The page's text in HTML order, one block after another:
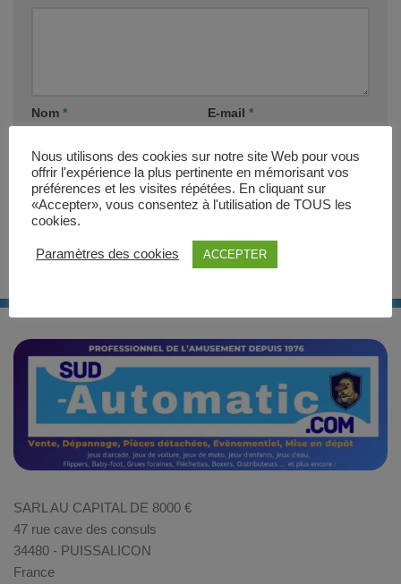
Nom * E-mail *
Site web
SARL AU CAPITAL DE 8000 €
47 rue cave des consuls
34480 - PUISSALICON
France
Nous utilisons des cookies sur notre site Web pour vous
offrir l'expérience la plus pertinente en mémorisant vos
préférences et les visites répétées. En cliquant sur
«Accepter», vous consentez à l'utilisation de TOUS les
cookies.
Paramètres des cookies ACCEPTER